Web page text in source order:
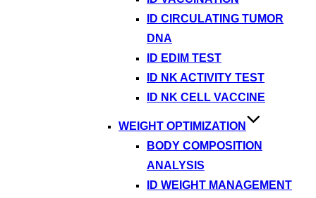
ID CIRCULATING TUMOR
DNA
ID EDIM TEST
ID NK ACTIVITY TEST
ID NK CELL VACCINE
WEIGHT OPTIMIZATION
BODY COMPOSITION
ANALYSIS
ID WEIGHT MANAGEMENT